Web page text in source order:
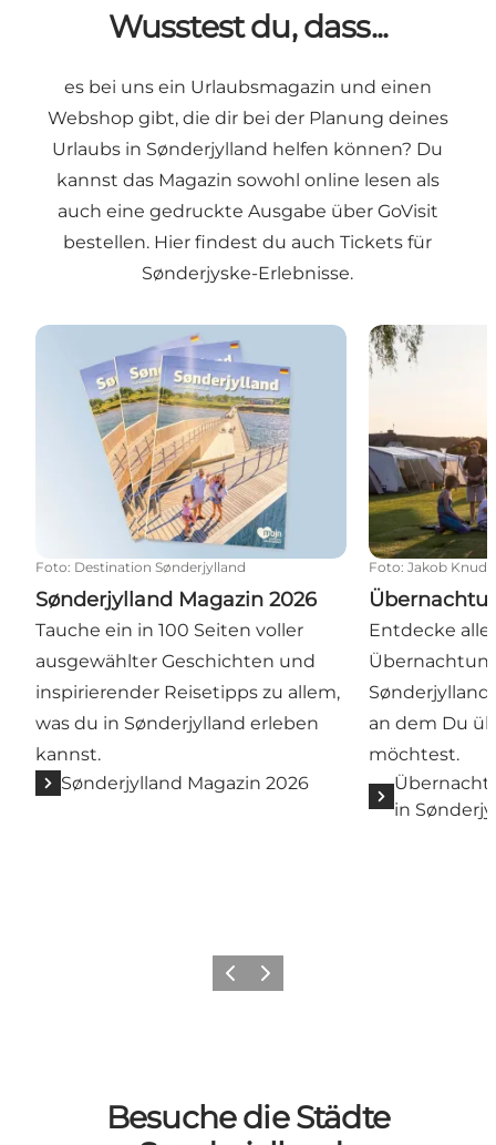
Wusstest du, dass...
es bei uns ein Urlaubsmagazin und einen
Webshop gibt, die dir bei der Planung deines
Urlaubs in Sønderjylland helfen können? Du
kannst das Magazin sowohl online lesen als
auch eine gedruckte Ausgabe über GoVisit
bestellen. Hier findest du auch Tickets für
Sønderjyske-Erlebnisse.
Sønderjylland Magazin 2026
Foto: Destination Sønderjylland
Sønderjylland Magazin 2026
Tauche ein in 100 Seiten voller
ausgewählter Geschichten und
inspirierender Reisetipps zu allem,
was du in Sønderjylland erleben
kannst.
Sønderjylland Magazin 2026
Foto: Jakob
Entdecke alle
an dem Du
möchtest.
in
ZurückWeiter
Besuche die Städte